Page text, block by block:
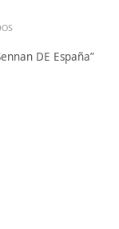
DE España”